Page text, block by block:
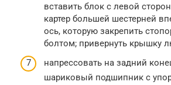
вставить блок с левой
картер большей шестерней
ось, которую закрепить
болтом; привернуть крышку
напрессовать на задний
шариковый подшипник с